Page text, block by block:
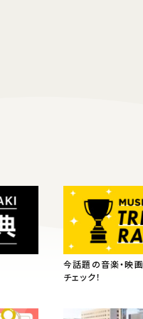
今話題の音楽・映
チェック！